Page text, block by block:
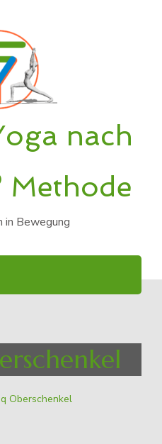
nach
Methode
in Bewegung
Oberschenkel